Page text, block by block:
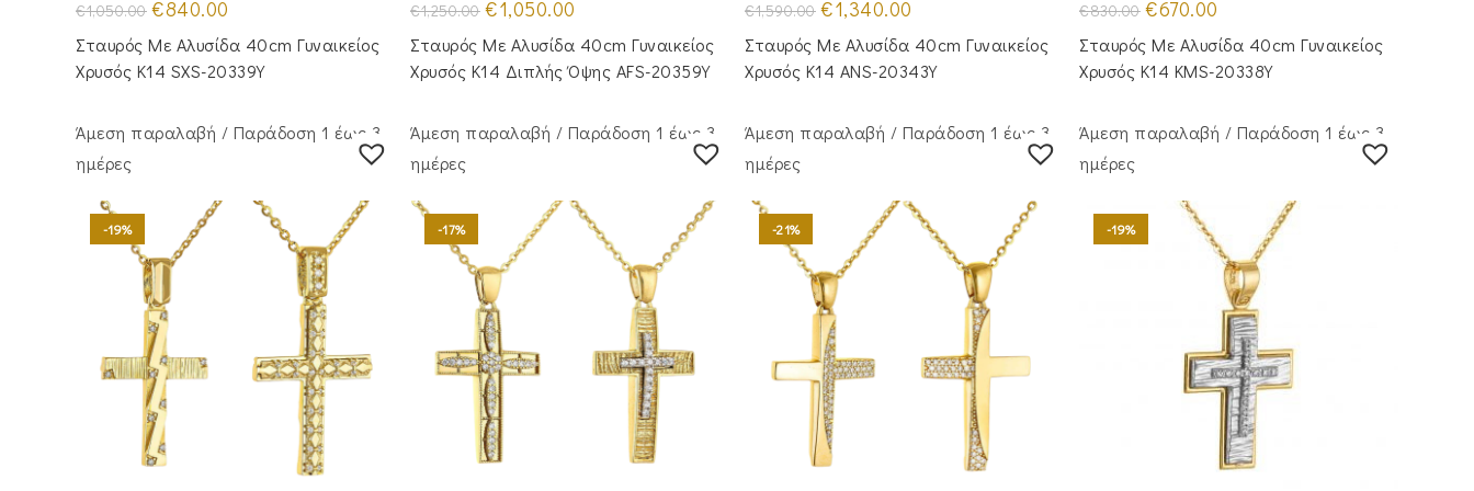
€1,050.00 Original
price
was:
€1,050.00.
€840.00
τιμή
είναι:
€840.00.
Σταυρός Με Αλυσίδα 40cm Γυναικείος
Χρυσός Κ14 SXS-20339Y
€1,250.00 Original
price
was:
€1,250.00.
€1,050.00
τιμή
είναι:
€1,050.00.
Σταυρός Με Αλυσίδα 40cm Γυναικείος
Χρυσός Κ14 Διπλής Όψης AFS-20359Y
€1,590.00 Original
price
was:
€1,590.00.
€1,340.00
τιμή
είναι:
€1,340.00.
Σταυρός Με Αλυσίδα 40cm Γυναικείος
Χρυσός Κ14 ANS-20343Y
€830.00 Original
price
was:
€830.00.
€670.00
τιμή
είναι:
€670.00.
Σταυρός Με Αλυσίδα 40cm Γυναικείος
Χρυσός Κ14 KMS-20338Y
Άμεση παραλαβή / Παράδoση 1 έως 3
ημέρες
-19%
Άμεση παραλαβή / Παράδoση 1 έως 3
ημέρες
-17%
Άμεση παραλαβή / Παράδoση 1 έως 3
ημέρες
-21%
Άμεση παραλαβή / Παράδoση 1 έως 3
ημέρες
-19%